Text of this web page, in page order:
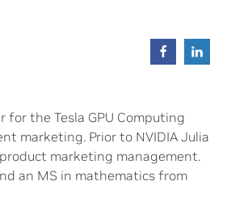
for the Tesla GPU Computing
marketing. Prior to NVIDIA Julia
marketing management.
an MS in mathematics from